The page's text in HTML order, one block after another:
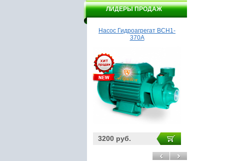
ЛИДЕРЫ ПРОДАЖ
Насос Гидроагрегат ВСН1-
Бойлер Garanterm ER 80V
5900 руб.